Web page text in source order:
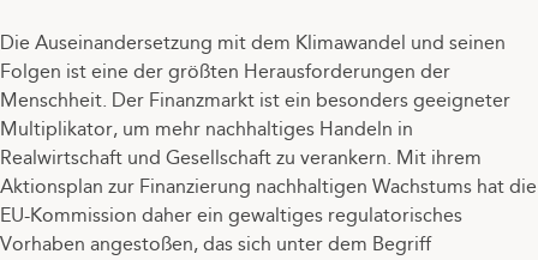
Die Auseinandersetzung mit dem Klimawandel und seinen
Folgen ist eine der größten Herausforderungen der
Menschheit. Der Finanzmarkt ist ein besonders geeigneter
Multiplikator, um mehr nachhaltiges Handeln in
Realwirtschaft und Gesellschaft zu verankern. Mit ihrem
Aktionsplan zur Finanzierung nachhaltigen Wachstums hat die
EU-Kommission daher ein gewaltiges regulatorisches
Vorhaben angestoßen, das sich unter dem Begriff